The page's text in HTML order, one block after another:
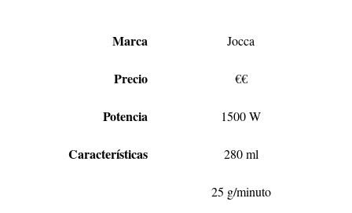
Marca Jocca
Precio €€
Potencia 1500 W
Características 280 ml
25 g/minuto